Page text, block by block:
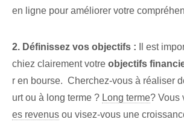
en ligne pour améliorer votre
2. ‌Définissez vos ⁤objectifs : Il est
chiez clairement votre objectifs
r en bourse. ‌ Cherchez-vous à réaliser
urt ou à long terme ? Long terme? Vous
es revenus ou visez-vous une